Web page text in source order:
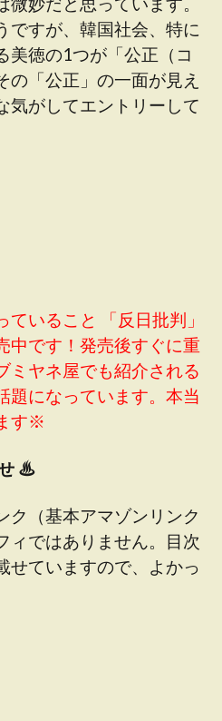
ですが、韓国社会、特に
美徳の1つが「公正（コ
の「公正」の一面が見え
気がしてエントリーして
いること 「反日批判」
中です！発売後すぐに重
ミヤネ屋でも紹介される
題になっています。本当
す※
♨
ク（基本アマゾンリンク
ィではありません。目次
せていますので、よかっ